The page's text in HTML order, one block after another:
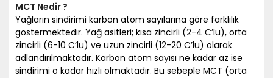
MCT Nedir ?
Yağların sindirimi karbon atom sayılarına göre farklılık
göstermektedir. Yağ asitleri; kısa zincirli (2-4 C’lu), orta
zincirli (6-10 C’lu) ve uzun zincirli (12-20 C’lu) olarak
adlandırılmaktadır. Karbon atom sayısı ne kadar az ise
sindirimi o kadar hızlı olmaktadır. Bu sebeple MCT (orta